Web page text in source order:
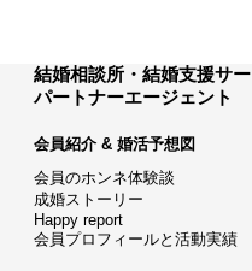
結婚相談所・結婚支援サ
パートナーエージェント
会員紹介 & 婚活予想図
会員のホンネ体験談
成婚ストーリー
Happy report
会員プロフィールと活動実績